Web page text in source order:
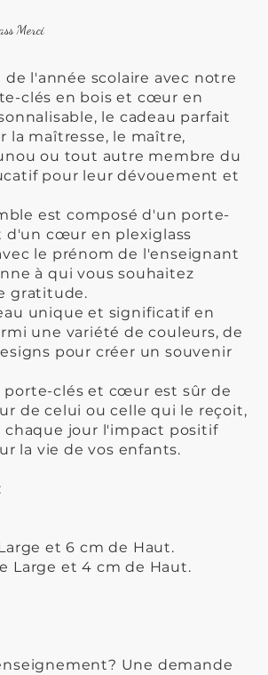
Merci
de l'année scolaire avec notre
clés en bois et cœur en
le cadeau parfait
la maîtresse, le maître,
ou tout autre membre du
pour leur dévouement et
est composé d'un porte-
d'un cœur en plexiglass
le prénom de l'enseignant
à qui vous souhaitez
gratitude.
unique et significatif en
une variété de couleurs, de
pour créer un souvenir
porte-clés et cœur est sûr de
de celui ou celle qui le reçoit,
chaque jour l'impact positif
la vie de vos enfants.
et 6 cm de Haut.
Large et 4 cm de Haut.
Une demande